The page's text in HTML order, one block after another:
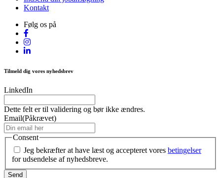
Kontakt
Følg os på
Tilmeld dig vores nyhedsbrev
LinkedIn
Dette felt er til validering og bør ikke ændres.
Email(Påkrævet)
Consent
Jeg bekræfter at have læst og accepteret vores betingelser
for udsendelse af nyhedsbreve.